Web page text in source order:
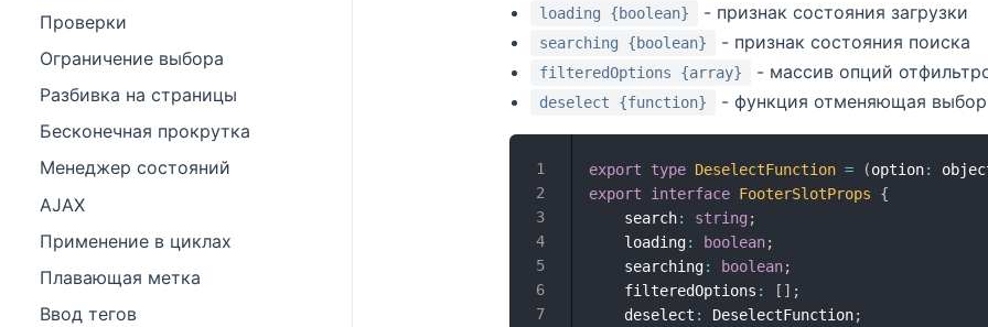
Проверки
Ограничение выбора
Разбивка на страницы
Бесконечная прокрутка
Менеджер состояний
AJAX
Применение в циклах
Плавающая метка
Ввод тегов
loading {boolean} - признак состояния загрузки
searching {boolean} - признак состояния поиска
filteredOptions {array} - массив опций
deselect {function} - функция отменяющая
export type DeselectFunction = (option:
export
interface FooterSlotProps
{
    search
: string ;
    loading
: boolean;
    searching
: boolean;
    filteredOptions
: [ ] ;
    deselect
: DeselectFunction;